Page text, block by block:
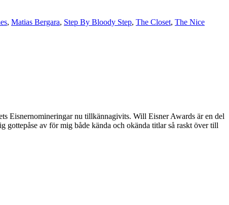
, Matias Bergara, Step By Bloody Step, The Closet, The Nice
Eisnernomineringar nu tillkännagivits. Will Eisner Awards är en del
gottepåse av för mig både kända och okända titlar så raskt över till